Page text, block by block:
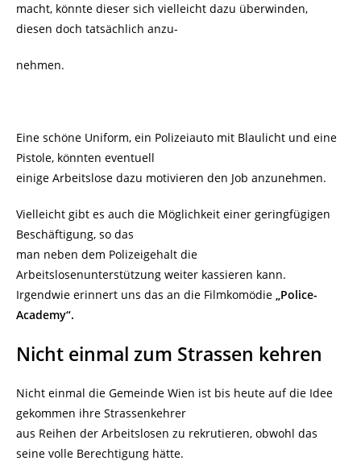
macht, könnte dieser sich vielleicht dazu überwinden,
diesen doch tatsächlich anzu-
nehmen.
Eine schöne Uniform, ein Polizeiauto mit Blaulicht und eine
Pistole, könnten eventuell
einige Arbeitslose dazu motivieren den Job anzunehmen.
Vielleicht gibt es auch die Möglichkeit einer geringfügigen
Beschäftigung, so das
man neben dem Polizeigehalt die
Arbeitslosenunterstützung weiter kassieren kann.
Irgendwie erinnert uns das an die Filmkomödie „Police-
Academy“.
Nicht einmal zum Strassen kehren
Nicht einmal die Gemeinde Wien ist bis heute auf die Idee
gekommen ihre Strassenkehrer
aus Reihen der Arbeitslosen zu rekrutieren, obwohl das
seine volle Berechtigung hätte.